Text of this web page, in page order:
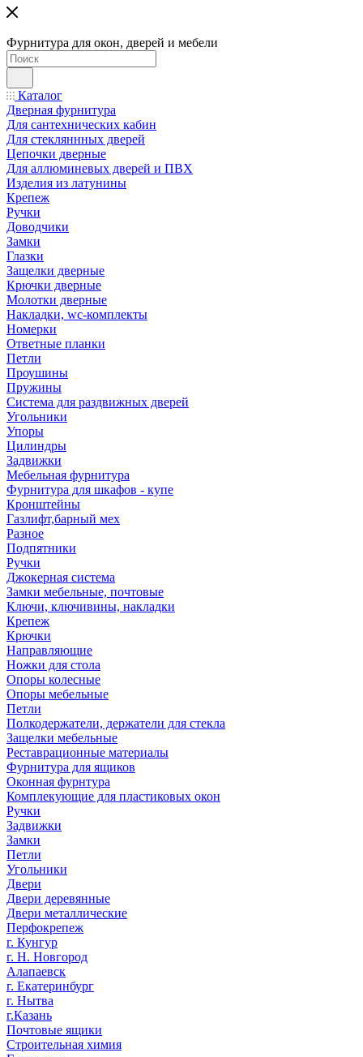
Фурнитура для окон, дверей и мебели
Каталог
Дверная фурнитура
Для сантехнических кабин
Для стекляннных дверей
Цепочки дверные
Для аллюминевых дверей и ПВХ
Изделия из латунины
Крепеж
Ручки
Доводчики
Замки
Глазки
Защелки дверные
Крючки дверные
Молотки дверные
Накладки, wc-комплекты
Номерки
Ответные планки
Петли
Проушины
Пружины
Система для раздвижных дверей
Угольники
Упоры
Цилиндры
Задвижки
Мебельная фурнитура
Фурнитура для шкафов - купе
Кронштейны
Газлифт,барный мех
Разное
Подпятники
Ручки
Джокерная система
Замки мебельные, почтовые
Ключи, ключивины, накладки
Крепеж
Крючки
Направляющие
Ножки для стола
Опоры колесные
Опоры мебельные
Петли
Полкодержатели, держатели для стекла
Защелки мебельные
Реставрационные материалы
Фурнитура для ящиков
Оконная фурнтура
Комплекующие для пластиковых окон
Ручки
Задвижки
Замки
Петли
Угольники
Двери
Двери деревянные
Двери металлические
Перфокрепеж
г. Кунгур
г. Н. Новгород
Алапаевск
г. Екатеринбург
г. Нытва
г.Казань
Почтовые ящики
Строительная химия